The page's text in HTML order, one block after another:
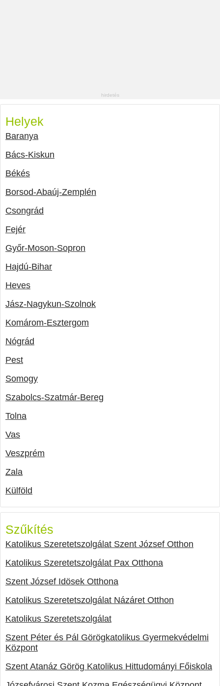
Helyek
Baranya
Bács-Kiskun
Békés
Borsod-Abaúj-Zemplén
Csongrád
Fejér
Győr-Moson-Sopron
Hajdú-Bihar
Heves
Jász-Nagykun-Szolnok
Komárom-Esztergom
Nógrád
Pest
Somogy
Szabolcs-Szatmár-Bereg
Tolna
Vas
Veszprém
Zala
Külföld
Szűkítés
Katolikus Szeretetszolgálat Szent József Otthon
Katolikus Szeretetszolgálat Pax Otthona
Szent József Idösek Otthona
Katolikus Szeretetszolgálat Názáret Otthon
Katolikus Szeretetszolgálat
Szent Péter és Pál Görögkatolikus Gyermekvédelmi
Központ
Szent Atanáz Görög Katolikus Hittudományi Főiskola